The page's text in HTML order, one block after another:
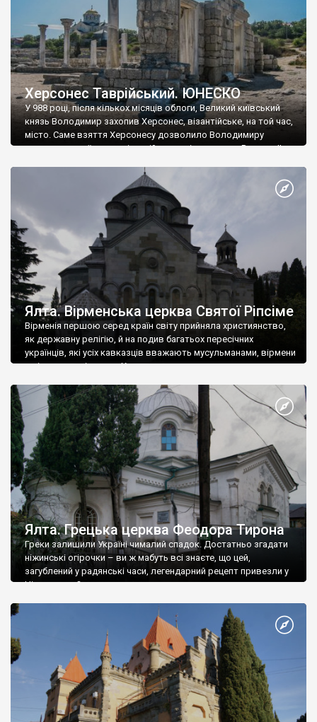
Херсонес Таврійський. ЮНЕСКО
У 988 році, після кількох місяців облоги, Великий київський
князь Володимир захопив Херсонес, візантійське, на той час,
місто. Саме взяття Херсонесу дозволило Володимиру
диктувати свої умови візантійському імператору Василю ІІ, та
Херсонесі Володимир-язичник, став Василем-християнином.
А потім було Хрещення Русі. На честь Херсонесу Таврійського
Ялта. Вірменська церква Святої Ріпсіме
Вірменія першою серед країн світу прийняла християнство,
як державну релігію, й на подив багатьох пересічних
українців, які усіх кавказців вважають мусульманами, вірмени
є відданими вірянами Христа
Ялта. Грецька церква Феодора Тирона
Греки залишили Україні чималий спадок. Достатньо згадати
ніжинські огірочки – ви ж мабуть всі знаєте, що цей,
загублений у радянські часи, легендарний рецепт привезли у
Ніжин греки?